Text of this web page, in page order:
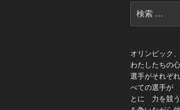
索:
オリンピック
わたしたちの
選手がそれぞ
べての選手が
とに 力を競う